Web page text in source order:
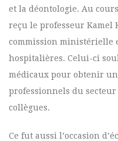
et la déontologie. Au
reçu le professeur Kamel
commission ministérielle
hospitalières. Celui-ci
médicaux pour obtenir
professionnels du secteur
collègues.
Ce fut aussi l’occasion